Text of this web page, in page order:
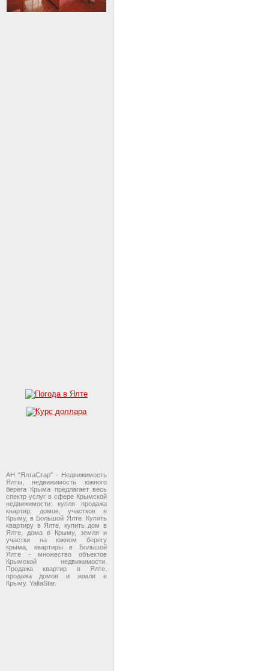
АН "ЯлтаСтар" - Недвижимость
Ялты, недвижимость южного
берега Крыма предлагает весь
спектр услуг в сфере Крымской
недвижимости: купля продажа
квартир, домов, участков в
Крыму, в Большой Ялте. Купить
квартиру в Ялте, купить дом в
Ялте, дома в Крыму, земля и
участки на южном берегу
крыма, квартиры в Большой
Ялте - множество объектов
Крымской недвижимости.
Продажа квартир в Ялте,
продажа домов и земли в
Крыму. YaltaStar.